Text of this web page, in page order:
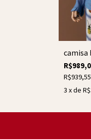
camisa
R$939,55
3 x de